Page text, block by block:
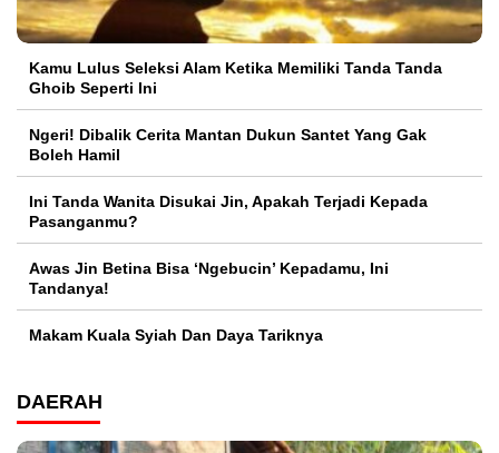
Kamu Lulus Seleksi Alam Ketika Memiliki Tanda Tanda
Ghoib Seperti Ini
Ngeri! Dibalik Cerita Mantan Dukun Santet Yang Gak
Boleh Hamil
Ini Tanda Wanita Disukai Jin, Apakah Terjadi Kepada
Pasanganmu?
Awas Jin Betina Bisa ‘Ngebucin’ Kepadamu, Ini
Tandanya!
Makam Kuala Syiah Dan Daya Tariknya
DAERAH